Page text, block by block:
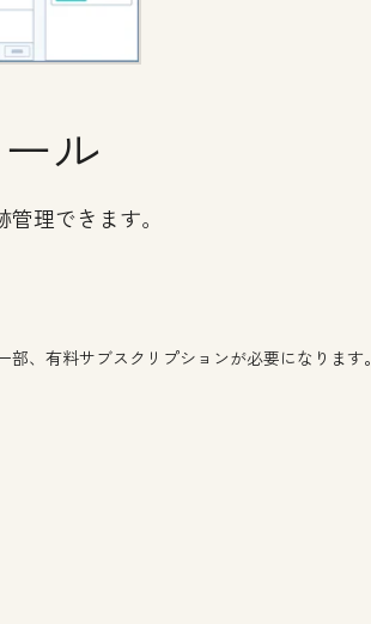
ル
理できます。
、有料サブスクリプションが必要になります。